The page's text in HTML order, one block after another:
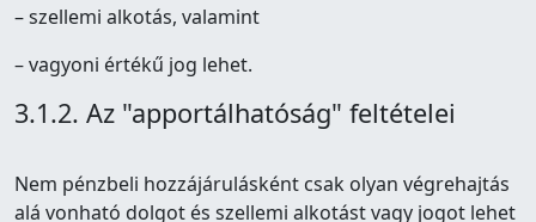
– szellemi alkotás, valamint
– vagyoni értékű jog lehet.
3.1.2. Az "apportálhatóság" feltételei
Nem pénzbeli hozzájárulásként csak olyan végrehajtás
alá vonható dolgot és szellemi alkotást vagy jogot lehet